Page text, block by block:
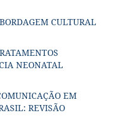
CULTURAL
NEONATAL
EM
REVISÃO